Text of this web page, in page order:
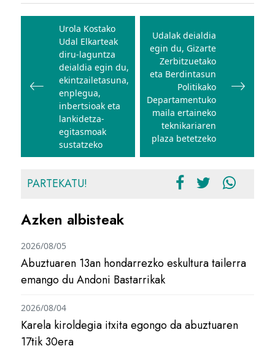
Bidalketetan
zehar
nabigatu
Urola Kostako
Udal Elkarteak
diru-laguntza
deialdia egin du,
ekintzailetasuna,
enplegua,
inbertsioak eta
lankidetza-
egitasmoak
sustatzeko
Udalak deialdia
egin du, Gizarte
Zerbitzuetako
eta Berdintasun
Politikako
Departamentuko
maila ertaineko
teknikariaren
plaza betetzeko
PARTEKATU!
Azken albisteak
Abuztuaren 13an hondarrezko eskultura tailerra
emango du Andoni Bastarrikak
2026/08/05
Karela kiroldegia itxita egongo da abuztuaren
17tik 30era
2026/08/04